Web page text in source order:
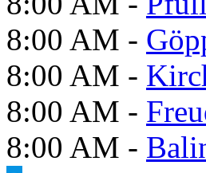
8:00 AM -
8:00 AM -
8:00 AM -
8:00 AM -